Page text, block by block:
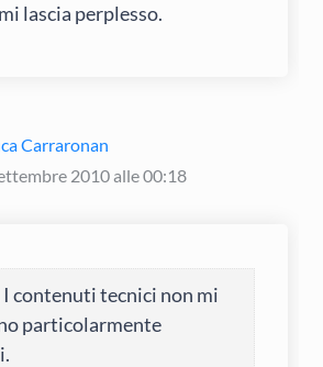
lascia perplesso.
Carraronan
2010 alle 00:18
contenuti tecnici non mi
particolarmente